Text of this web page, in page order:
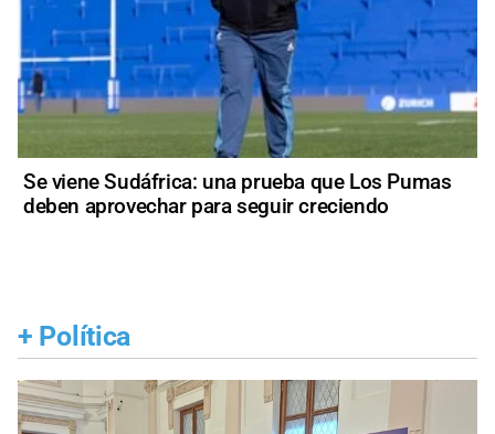
Se viene Sudáfrica: una prueba que Los Pumas
deben aprovechar para seguir creciendo
+ Política